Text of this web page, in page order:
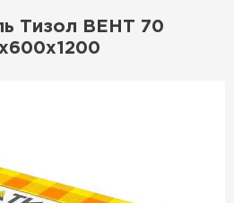
Тизол ВЕНТ 70
Ветонит